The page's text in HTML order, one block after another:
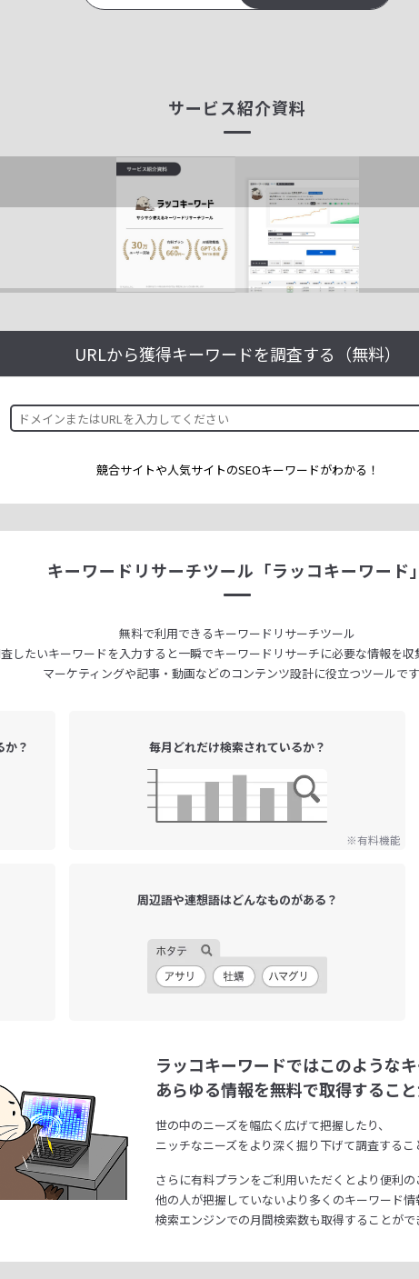
サービス紹介資料
URLから獲得キーワードを調査する（無料）
競合サイトや人気サイトのSEOキーワードがわかる！
キーワードリサーチツール 「ラッコキーワード」
無料で利用できるキーワードリサーチツール
したいキーワードを入力すると一瞬でキーワードリサーチに必要な情報を収
マーケティングや記事・動画などのコンテンツ設計に役立つツールです
か？ 毎月どれだけ検索されているか？
※有料機能
周辺語や連想語はどんなものがある？
ラッコキーワードではこのような
あらゆる情報を無料で取得すること
世の中のニーズを幅広く広げて把握したり、
ニッチなニーズをより深く掘り下げて調査するこ
さらに有料プランをご利用いただくとより便利の
他の人が把握していないより多くのキーワード情
検索エンジンでの月間検索数も取得することがで